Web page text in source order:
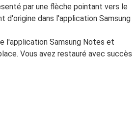
par une flèche pointant vers le
d'origine dans l'application Samsung
l'application Samsung Notes et
Vous avez restauré avec succès